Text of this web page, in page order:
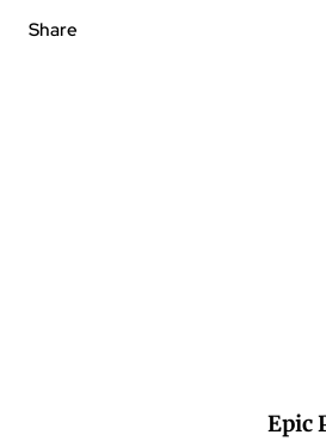
Share
Epic